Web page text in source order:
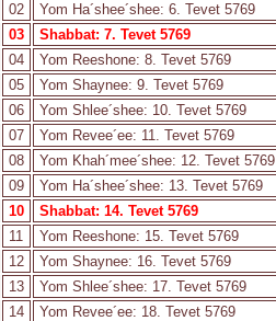
02
Yom Ha´shee´shee: 6. Tevet 5769
03
Shabbat: 7. Tevet 5769
04
Yom Reeshone: 8. Tevet 5769
05
Yom Shaynee: 9. Tevet 5769
06
Yom Shlee´shee: 10. Tevet 5769
07
Yom Revee´ee: 11. Tevet 5769
08
Yom Khah´mee´shee: 12. Tevet 5769
09
Yom Ha´shee´shee: 13. Tevet 5769
10
Shabbat: 14. Tevet 5769
11
Yom Reeshone: 15. Tevet 5769
12
Yom Shaynee: 16. Tevet 5769
13
Yom Shlee´shee: 17. Tevet 5769
14
Yom Revee´ee: 18. Tevet 5769